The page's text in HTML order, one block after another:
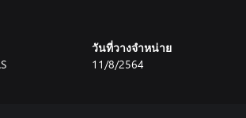
วันที่วางจำหน่าย
11/8/2564